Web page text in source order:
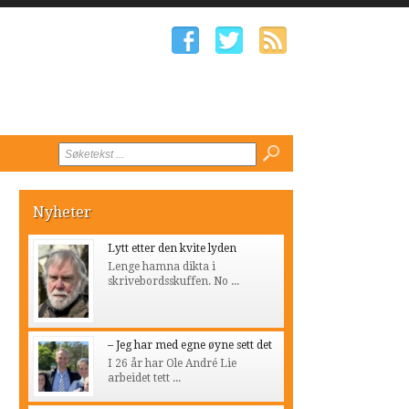
Nyheter
Lytt etter den kvite lyden
Lenge hamna dikta i
skrivebordsskuffen. No ...
– Jeg har med egne øyne sett det
I 26 år har Ole André Lie
arbeidet tett ...